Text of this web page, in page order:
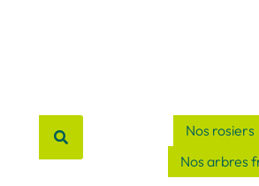
Nos rosiers
Nos arbres